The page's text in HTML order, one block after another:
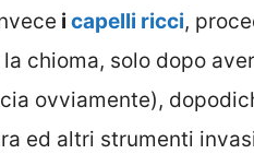
i capelli ricci,
chioma, solo dopo
ovviamente),
ed altri strumenti